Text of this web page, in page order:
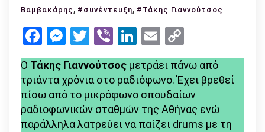
Γιαννούτσος:
δέσιμο
τον
Θοδωρή
Βαμβακάρη
προκύπτει
από
Βαμβακάρης , #συνέντευξη, #Τάκης Γιαννούτσος
Facebook
Messenger
Twitter
ViberLinkedIn
Email
Link
Ο Τάκης Γιαννούτσος μετράει πάνω από
τριάντα χρόνια στο ραδιόφωνο. Έχει βρεθεί
πίσω από το μικρόφωνο σπουδαίων
ραδιοφωνικών σταθμών της Αθήνας ενώ
παράλληλα λατρεύει να παίζει drums με τη